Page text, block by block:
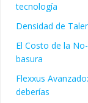
tecnología
Densidad de
El Costo de la
basura
Flexxus
deberías